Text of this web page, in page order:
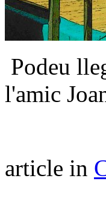
Podeu
l'amic
article in